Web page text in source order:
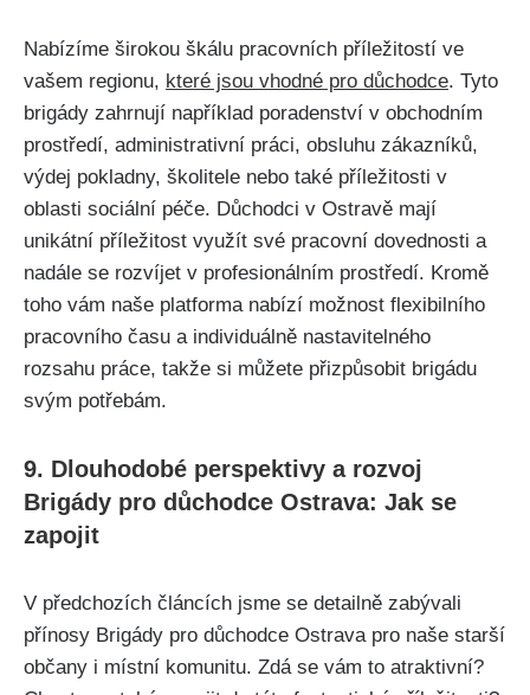
Nabízíme širokou škálu pracovních příležitostí ve
vašem regionu, které jsou vhodné pro důchodce. Tyto
brigády zahrnují například poradenství v obchodním
prostředí, administrativní práci, obsluhu zákazníků,
výdej pokladny, školitele nebo také příležitosti v
oblasti sociální péče. Důchodci v Ostravě mají
unikátní příležitost využít své pracovní dovednosti a
nadále se rozvíjet v profesionálním prostředí. Kromě
toho vám naše platforma nabízí možnost flexibilního
pracovního času a individuálně nastavitelného
rozsahu práce, takže si můžete přizpůsobit brigádu
svým potřebám.
9. Dlouhodobé perspektivy a rozvoj
Brigády pro důchodce Ostrava: Jak se
zapojit
V předchozích článcích jsme se detailně zabývali
přínosy Brigády pro důchodce Ostrava pro naše starší
občany i místní komunitu. Zdá se vám to atraktivní?